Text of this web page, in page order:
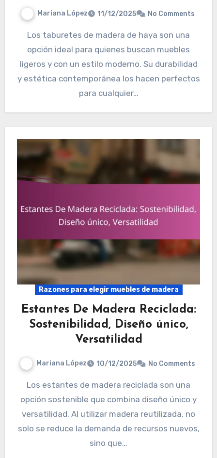
Mariana López 11/12/2025 No Comments
Los taburetes de madera de haya son una
opción ideal para quienes buscan muebles
ligeros y con un estilo moderno. Su durabilidad
y estética contemporánea los hacen perfectos
para cualquier…
Razones para elegir muebles de madera
Estantes De Madera Reciclada:
Sostenibilidad, Diseño único,
Versatilidad
Mariana López 10/12/2025 No Comments
Los estantes de madera reciclada son una
opción sostenible que combina diseño único y
versatilidad. Al utilizar madera reutilizada, no
solo se reduce la demanda de recursos nuevos,
sino que…